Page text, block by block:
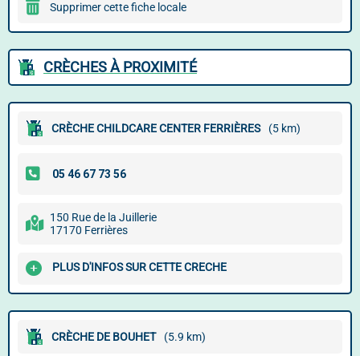
Supprimer cette fiche locale
CRÈCHES À PROXIMITÉ
CRÈCHE CHILDCARE CENTER FERRIÈRES (5 km)
150 Rue de la Juillerie
17170 Ferrières
PLUS D'INFOS SUR CETTE CRECHE
CRÈCHE DE BOUHET (5.9 km)